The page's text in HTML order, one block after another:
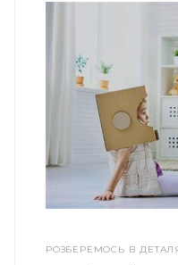
РОЗБЕРЕМОСЬ В